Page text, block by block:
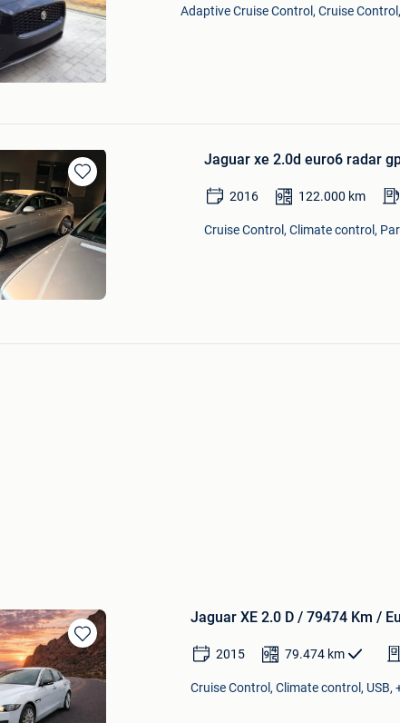
Adaptive Cruise Control, Cruise
Bewaren
in
Mijn
Favorieten
Jaguar xe 2.0d euro6 radar
2016 122.000 km
Cruise Control, Climate control,
Bewaren
in
Mijn
Favorieten
Jaguar XE 2.0 D / 79474 Km /
2015 79.474 km
Cruise Control, Climate control, USB,